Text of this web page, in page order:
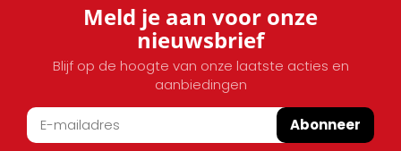
Meld je aan voor onze
nieuwsbrief
Blijf op de hoogte van onze laatste acties en
aanbiedingen
Abonneer